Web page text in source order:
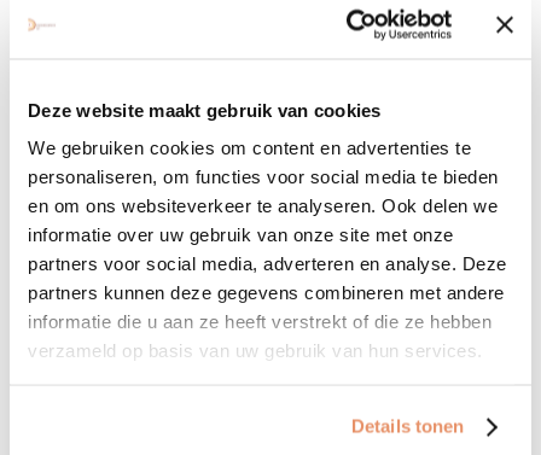
Deze website maakt gebruik van cookies
We gebruiken cookies om content en advertenties te
personaliseren, om functies voor social media te bieden
en om ons websiteverkeer te analyseren. Ook delen we
informatie over uw gebruik van onze site met onze
partners voor social media, adverteren en analyse. Deze
partners kunnen deze gegevens combineren met andere
informatie die u aan ze heeft verstrekt of die ze hebben
verzameld op basis van uw gebruik van hun services.
Details tonen
Uitzetlijst
Beladviezen
Kraambed
Je baby
Saturatiemeting Pasgeborene
Kraamzorg
De hielprik
Voeding
Baby blues